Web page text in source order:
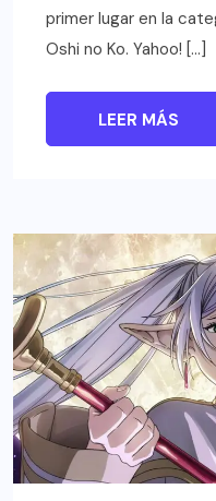
primer lugar en la
Oshi no Ko. Yahoo! […]
LEER MÁS